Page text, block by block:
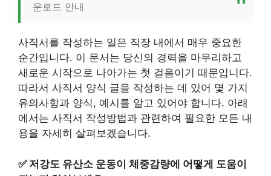
운로드 안내
사직서를 작성하는 일은 직장 내에서 매우 중요한
순간입니다. 이 문서는 당신의 경력을 마무리하고
새로운 시작으로 나아가는 첫 걸음이기 때문입니다.
따라서 사직서 양식 글을 작성하는 데 있어 몇 가지
유의사항과 양식, 예시를 알고 있어야 합니다. 아래
에서는 사직서 작성방법과 관련하여 필요한 모든 내
용을 자세히 살펴보겠습니다.
✅ 저강도 유산소 운동이 체중감량에 어떻게 도움이